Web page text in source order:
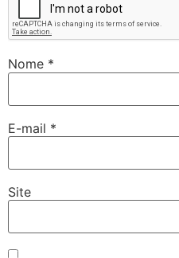
Nome *
E-mail *
Site